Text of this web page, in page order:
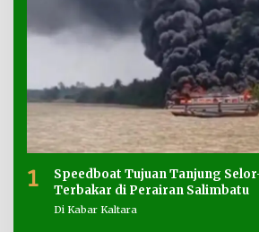
1
Speedboat Tujuan Tanjung
Terbakar di Perairan Salimbatu
Di Kabar Kaltara